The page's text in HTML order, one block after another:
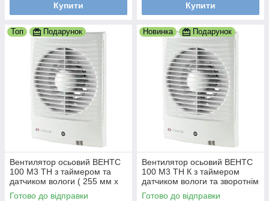
Купити Купити
Топ Подарунок
Вентилятор осьовий ВЕНТС
100 М3 ТН з таймером та
датчиком вологи ( 255 мм х
185 мм)
Готово до відправки
Новинка Подарунок
Вентилятор осьовий ВЕНТС
100 М3 ТН К з таймером
датчиком вологи та зворотнім
клапаном ( 255 мм х 185 мм)
Готово до відправки